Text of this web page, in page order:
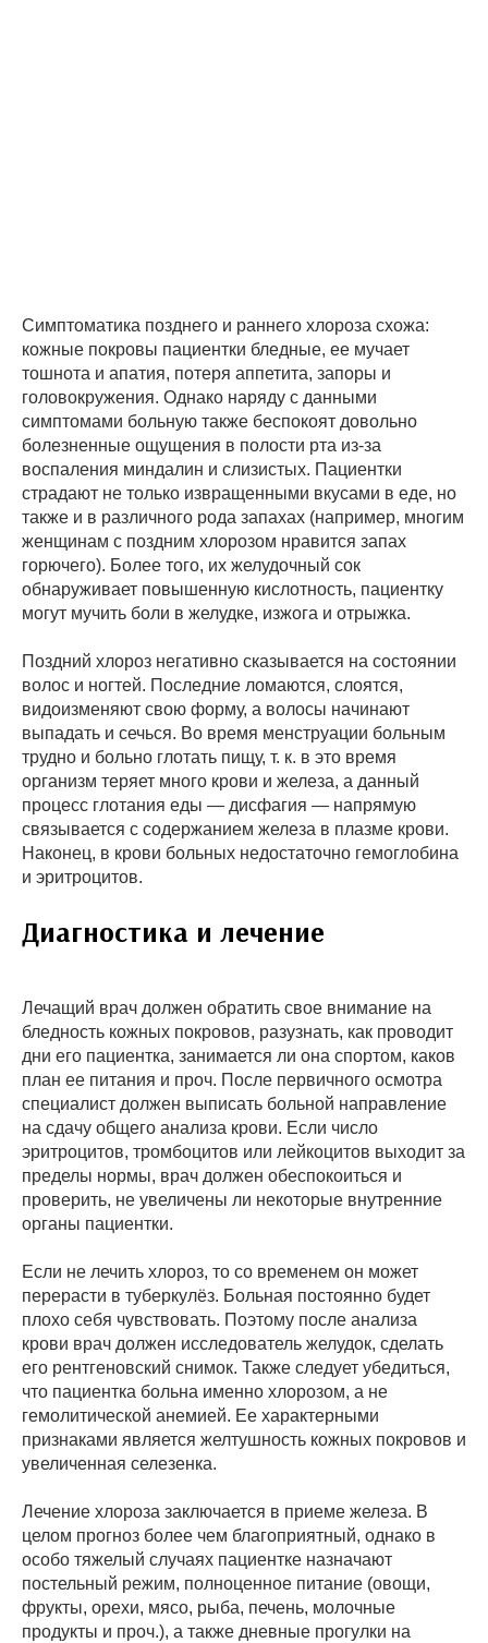
Симптоматика позднего и раннего хлороза схожа:
кожные покровы пациентки бледные, ее мучает
тошнота и апатия, потеря аппетита, запоры и
головокружения. Однако наряду с данными
симптомами больную также беспокоят довольно
болезненные ощущения в полости рта из-за
воспаления миндалин и слизистых. Пациентки
страдают не только извращенными вкусами в еде, но
также и в различного рода запахах (например, многим
женщинам с поздним хлорозом нравится запах
горючего). Более того, их желудочный сок
обнаруживает повышенную кислотность, пациентку
могут мучить боли в желудке, изжога и отрыжка.
Поздний хлороз негативно сказывается на состоянии
волос и ногтей. Последние ломаются, слоятся,
видоизменяют свою форму, а волосы начинают
выпадать и сечься. Во время менструации больным
трудно и больно глотать пищу, т. к. в это время
организм теряет много крови и железа, а данный
процесс глотания еды — дисфагия — напрямую
связывается с содержанием железа в плазме крови.
Наконец, в крови больных недостаточно гемоглобина
и эритроцитов.
Диагностика и лечение
Лечащий врач должен обратить свое внимание на
бледность кожных покровов, разузнать, как проводит
дни его пациентка, занимается ли она спортом, каков
план ее питания и проч. После первичного осмотра
специалист должен выписать больной направление
на сдачу общего анализа крови. Если число
эритроцитов, тромбоцитов или лейкоцитов выходит за
пределы нормы, врач должен обеспокоиться и
проверить, не увеличены ли некоторые внутренние
органы пациентки.
Если не лечить хлороз, то со временем он может
перерасти в туберкулёз. Больная постоянно будет
плохо себя чувствовать. Поэтому после анализа
крови врач должен исследователь желудок, сделать
его рентгеновский снимок. Также следует убедиться,
что пациентка больна именно хлорозом, а не
гемолитической анемией. Ее характерными
признаками является желтушность кожных покровов и
увеличенная селезенка.
Лечение хлороза заключается в приеме железа. В
целом прогноз более чем благоприятный, однако в
особо тяжелый случаях пациентке назначают
постельный режим, полноценное питание (овощи,
фрукты, орехи, мясо, рыба, печень, молочные
продукты и проч.), а также дневные прогулки на